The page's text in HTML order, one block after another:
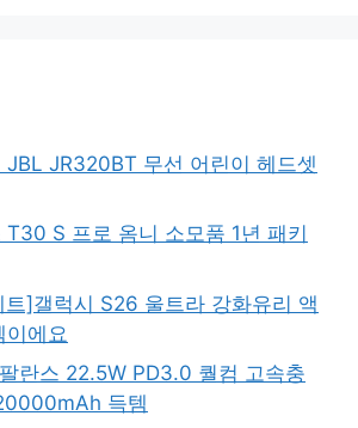
JBL JR320BT 무선 어린이 헤드셋
T30 S 프로 옴니 소모품 1년 패키
트]갤럭시 S26 울트라 강화유리 액
이에요
란스 22.5W PD3.0 퀄컴 고속충
득템